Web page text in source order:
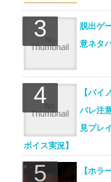
脱出ゲ
意ネタ
【バイ
バレ注
見プレ
ボイス実況】
【ホラ